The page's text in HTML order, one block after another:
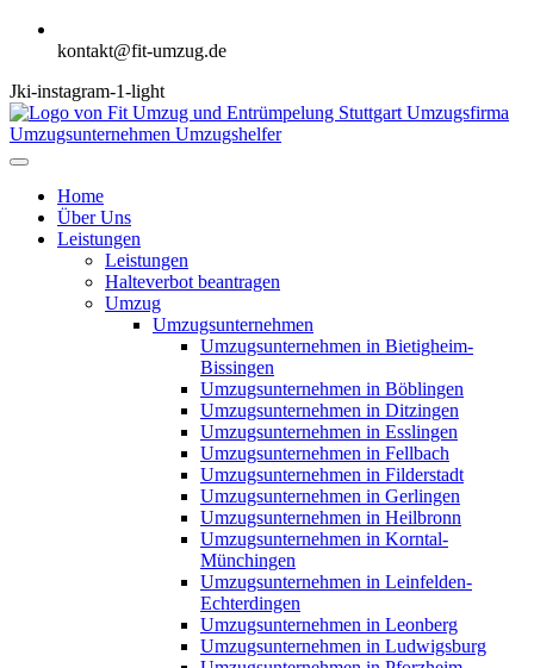
kontakt@fit-umzug.de
Jki-instagram-1-light
Home
Über Uns
Leistungen
Leistungen
Halteverbot beantragen
Umzug
Umzugsunternehmen
Umzugsunternehmen in Bietigheim-
Bissingen
Umzugsunternehmen in Böblingen
Umzugsunternehmen in Ditzingen
Umzugsunternehmen in Esslingen
Umzugsunternehmen in Fellbach
Umzugsunternehmen in Filderstadt
Umzugsunternehmen in Gerlingen
Umzugsunternehmen in Heilbronn
Umzugsunternehmen in Korntal-
Münchingen
Umzugsunternehmen in Leinfelden-
Echterdingen
Umzugsunternehmen in Leonberg
Umzugsunternehmen in Ludwigsburg